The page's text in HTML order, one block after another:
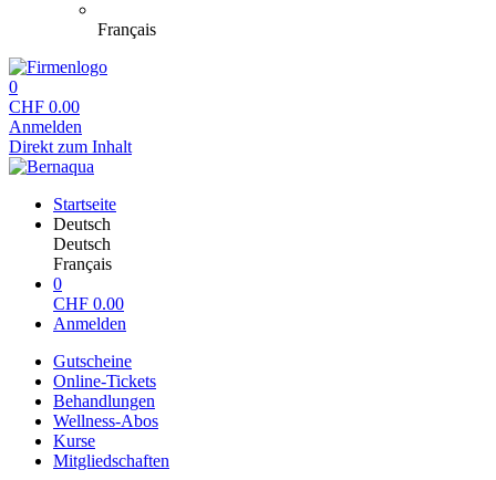
Français
0
CHF 0.00
Anmelden
Direkt zum Inhalt
Startseite
Deutsch
Deutsch
Français
0
CHF 0.00
Anmelden
Gutscheine
Online-Tickets
Behandlungen
Wellness-Abos
Kurse
Mitgliedschaften